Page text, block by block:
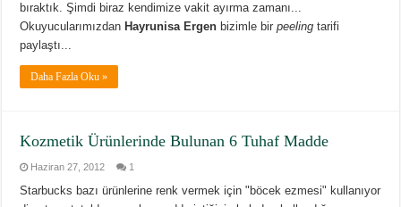
bıraktık. Şimdi biraz kendimize vakit ayırma zamanı...
Okuyucularımızdan Hayrunisa Ergen bizimle birpeeling tarifi
paylaştı...
Daha Fazla Oku »
Kozmetik Ürünlerinde Bulunan 6 Tuhaf Madde
Haziran 27, 2012 1
Starbucks bazı ürünlerine renk vermek için "böcek ezmesi" kullanıyor